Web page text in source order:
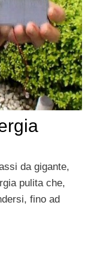
da gigante,
pulita che,
fino ad